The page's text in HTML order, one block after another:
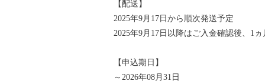
【配送】
2025年9月17日から順次発送予定
2025年9月17日以降はご入金確認後、1
【申込期日】
～2026年08月31日